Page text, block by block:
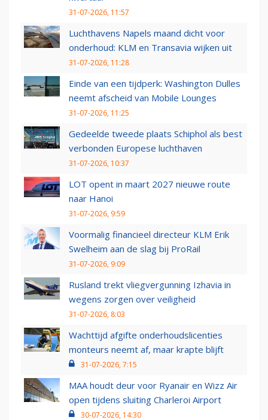
31-07-2026, 11:57
Luchthavens Napels maand dicht voor
onderhoud: KLM en Transavia wijken uit
31-07-2026, 11:28
Einde van een tijdperk: Washington Dulles
neemt afscheid van Mobile Lounges
31-07-2026, 11:25
Gedeelde tweede plaats Schiphol als best
verbonden Europese luchthaven
31-07-2026, 10:37
LOT opent in maart 2027 nieuwe route
naar Hanoi
31-07-2026, 9:59
Voormalig financieel directeur KLM Erik
Swelheim aan de slag bij ProRail
31-07-2026, 9:09
Rusland trekt vliegvergunning Izhavia in
wegens zorgen over veiligheid
31-07-2026, 8:03
Wachttijd afgifte onderhoudslicenties
monteurs neemt af, maar krapte blijft
31-07-2026, 7:15
MAA houdt deur voor Ryanair en Wizz Air
open tijdens sluiting Charleroi Airport
30-07-2026, 14:30